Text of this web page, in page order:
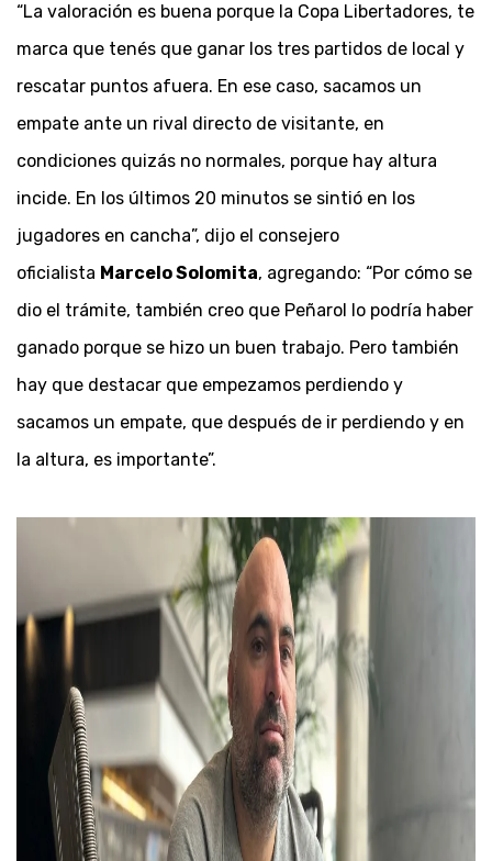
“La valoración es buena porque la Copa Libertadores, te
marca que tenés que ganar los tres partidos de local y
rescatar puntos afuera. En ese caso, sacamos un
empate ante un rival directo de visitante, en
condiciones quizás no normales, porque hay altura
incide. En los últimos 20 minutos se sintió en los
jugadores en cancha”, dijo el consejero
oficialista Marcelo Solomita, agregando: “Por cómo se
dio el trámite, también creo que Peñarol lo podría haber
ganado porque se hizo un buen trabajo. Pero también
hay que destacar que empezamos perdiendo y
sacamos un empate, que después de ir perdiendo y en
la altura, es importante”.